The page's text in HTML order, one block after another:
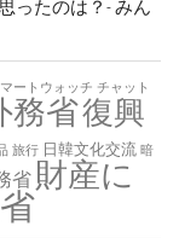
思ったのは？- みん
ートウォッチ チャット
務省復興
旅行 日韓文化交流 暗
省 財産に